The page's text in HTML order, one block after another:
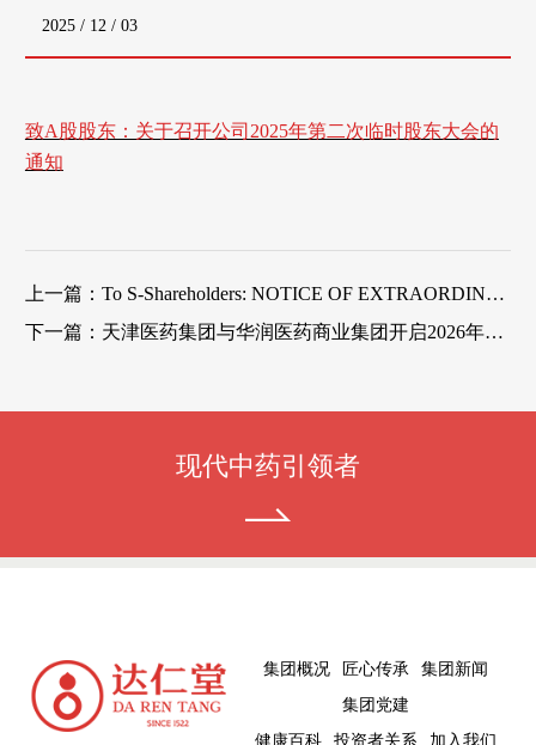
2025 / 12 / 03
致A股股东：关于召开公司2025年第二次临时股东大会的
通知
上一篇：
To S-Shareholders: NOTICE OF EXTRAORDINARY GENERAL MEETING
下一篇：
天津医药集团与华润医药商业集团开启2026年战略合作新篇章
现代中药引领者
集团概况 匠心传承
集团新闻
集团党建
健康百科
投资者关系 加入我们